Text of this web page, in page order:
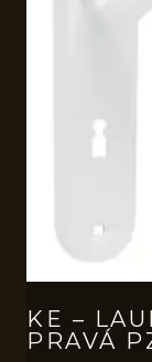
KE –
PRAVÁ